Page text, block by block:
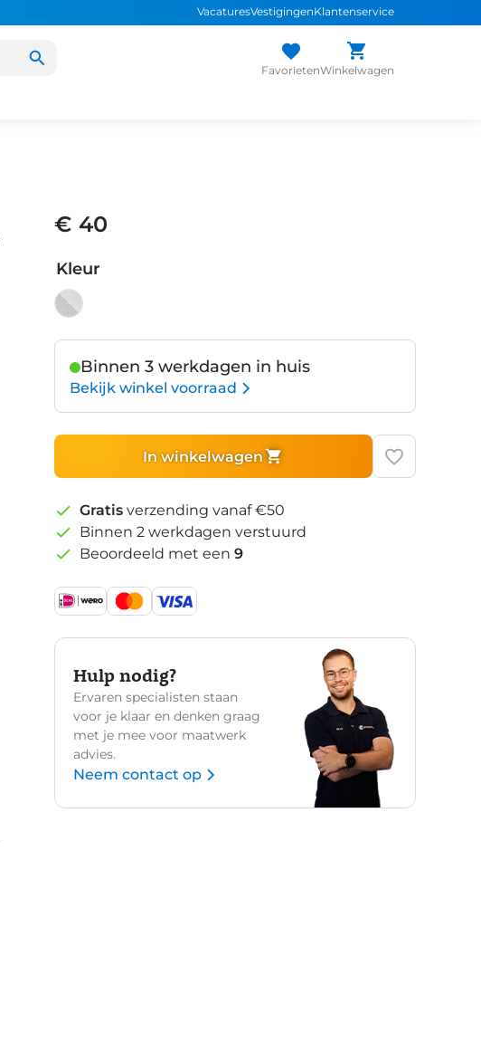
VacaturesVestigingenKlantenservice
FavorietenWinkelwagen
€ 40
Kleur
Binnen 3 werkdagen in huis
Bekijk winkel voorraad
In winkelwagen
Gratis verzending vanaf €50
Binnen 2 werkdagen verstuurd
Beoordeeld met een 9
Hulp nodig?
Ervaren specialisten staan
voor je klaar en denken graag
met je mee voor maatwerk
advies.
Neem contact op